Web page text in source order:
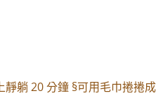
躺 20 分鐘 §可用毛巾捲捲成